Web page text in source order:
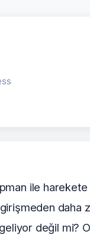
ile
girişmeden
değil mi?